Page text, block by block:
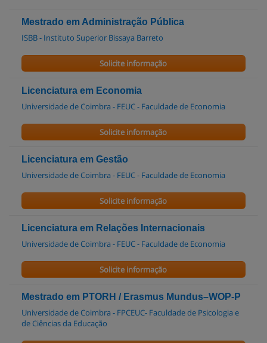
Mestrado em Administração Pública
ISBB - Instituto Superior Bissaya Barreto
Solicite informação
Licenciatura em Economia
Universidade de Coimbra - FEUC - Faculdade de Economia
Solicite informação
Licenciatura em Gestão
Universidade de Coimbra - FEUC - Faculdade de Economia
Solicite informação
Licenciatura em Relações Internacionais
Universidade de Coimbra - FEUC - Faculdade de Economia
Solicite informação
Mestrado em PTORH / Erasmus Mundus–WOP-P
Universidade de Coimbra - FPCEUC- Faculdade de Psicologia e
de Ciências da Educação